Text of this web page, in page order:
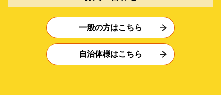
一般の方はこちら
自治体様はこちら